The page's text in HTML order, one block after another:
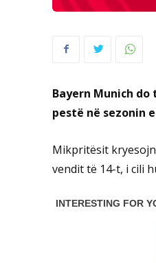
Bayern Munich
pestë në sezonin
Mikpritësit
vendit të 14-t, i cili